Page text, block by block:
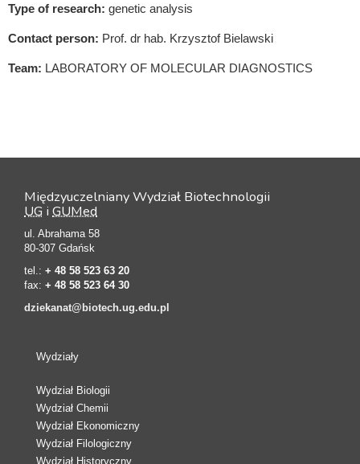
Type of research: genetic analysis
Contact person: Prof. dr hab. Krzysztof Bielawski
Team: LABORATORY OF MOLECULAR DIAGNOSTICS
Międzyuczelniany Wydział Biotechnologii
UG i GUMed
ul. Abrahama 58
80-307 Gdańsk
tel.: + 48 58 523 63 20
fax: + 48 58 523 64 30
dziekanat@biotech.ug.edu.pl
Wydziały
Wydział Biologii
Wydział Chemii
Wydział Ekonomiczny
Wydział Filologiczny
Wydział Historyczny